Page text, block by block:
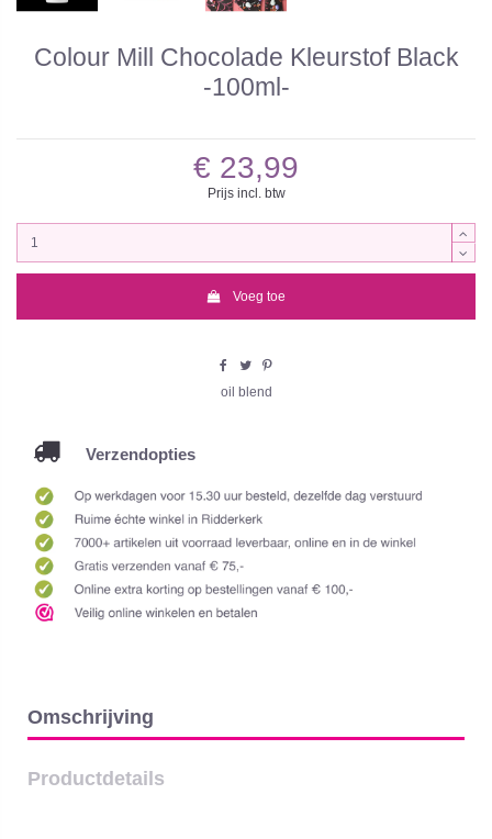
Colour Mill Chocolade Kleurstof Black
-100ml-
€ 23,99
Prijs incl. btw
Voeg toe
oil blend
Verzendopties
Omschrijving
Productdetails